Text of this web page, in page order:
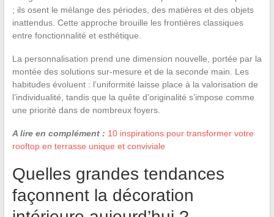
; ils osent le mélange des périodes, des matières et des objets
inattendus. Cette approche brouille les frontières classiques
entre fonctionnalité et esthétique.
La personnalisation prend une dimension nouvelle, portée par la
montée des solutions sur-mesure et de la seconde main. Les
habitudes évoluent : l’uniformité laisse place à la valorisation de
l’individualité, tandis que la quête d’originalité s’impose comme
une priorité dans de nombreux foyers.
A lire en complément : 10 inspirations pour transformer votre
rooftop en terrasse unique et conviviale
Quelles grandes tendances
façonnent la décoration